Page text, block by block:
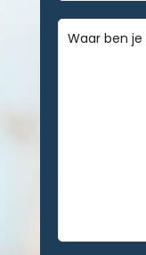
DD
Bericht